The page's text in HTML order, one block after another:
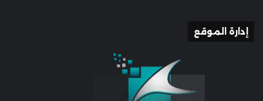
إدارة الموقع